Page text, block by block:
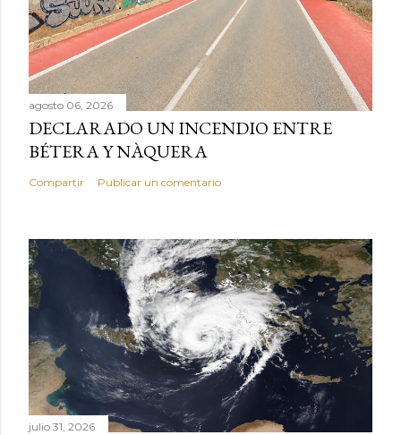
agosto 06, 2026
DECLARADO UN INCENDIO ENTRE
BÉTERA Y NÀQUERA
Compartir Publicar un comentario
julio 31, 2026